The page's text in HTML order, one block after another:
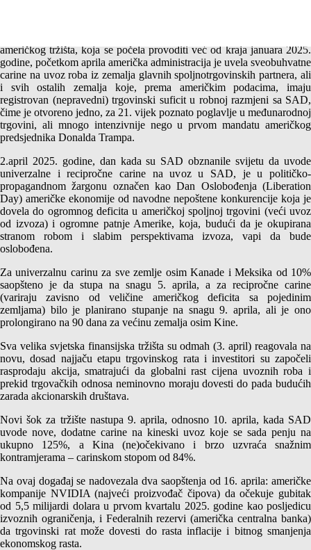
američkog tržišta, koja se počela provoditi već od kraja januara 2025.
godine, početkom aprila američka administracija je uvela sveobuhvatne
carine na uvoz roba iz zemalja glavnih spoljnotrgovinskih partnera, ali
i svih ostalih zemalja koje, prema američkim podacima, imaju
registrovan (nepravedni) trgovinski suficit u robnoj razmjeni sa SAD,
čime je otvoreno jedno, za 21. vijek poznato poglavlje u međunarodnoj
trgovini, ali mnogo intenzivnije nego u prvom mandatu američkog
predsjednika Donalda Trampa.
2.april 2025. godine, dan kada su SAD obznanile svijetu da uvode
univerzalne i recipročne carine na uvoz u SAD, je u političko-
propagandnom žargonu označen kao Dan Oslobođenja (Liberation
Day) američke ekonomije od navodne nepoštene konkurencije koja je
dovela do ogromnog deficita u američkoj spoljnoj trgovini (veći uvoz
od izvoza) i ogromne patnje Amerike, koja, budući da je okupirana
stranom robom i slabim perspektivama izvoza, vapi da bude
oslobođena.
Za univerzalnu carinu za sve zemlje osim Kanade i Meksika od 10%
saopšteno je da stupa na snagu 5. aprila, a za recipročne carine
(variraju zavisno od veličine američkog deficita sa pojedinim
zemljama) bilo je planirano stupanje na snagu 9. aprila, ali je ono
prolongirano na 90 dana za većinu zemalja osim Kine.
Sva velika svjetska finansijska tržišta su odmah (3. april) reagovala na
novu, dosad najjaču etapu trgovinskog rata i investitori su započeli
rasprodaju akcija, smatrajući da globalni rast cijena uvoznih roba i
prekid trgovačkih odnosa neminovno moraju dovesti do pada budućih
zarada akcionarskih društava.
Novi šok za tržište nastupa 9. aprila, odnosno 10. aprila, kada SAD
uvode nove, dodatne carine na kineski uvoz koje se sada penju na
ukupno 125%, a Kina (ne)očekivano i brzo uzvraća snažnim
kontramjerama – carinskom stopom od 84%.
Na ovaj događaj se nadovezala dva saopštenja od 16. aprila: američke
kompanije NVIDIA (najveći proizvođač čipova) da očekuje gubitak
od 5,5 milijardi dolara u prvom kvartalu 2025. godine kao posljedicu
izvoznih ograničenja, i Federalnih rezervi (američka centralna banka)
da trgovinski rat može dovesti do rasta inflacije i bitnog smanjenja
ekonomskog rasta.